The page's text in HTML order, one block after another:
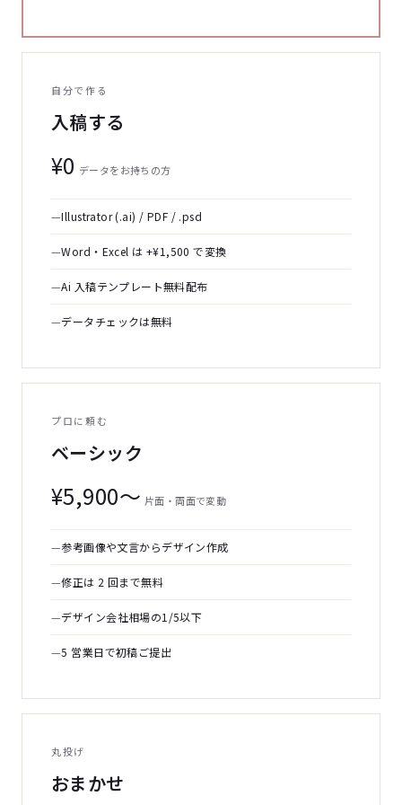
自分で作る
入稿する
¥0 データをお持ちの方
Illustrator (.ai) / PDF / .psd
Word・Excel は +¥1,500 で変換
Ai 入稿テンプレート無料配布
データチェックは無料
プロに頼む
ベーシック
¥5,900〜 片面・両面で変動
参考画像や文言からデザイン作成
修正は 2 回まで無料
デザイン会社相場の1/5以下
5 営業日で初稿ご提出
丸投げ
おまかせ